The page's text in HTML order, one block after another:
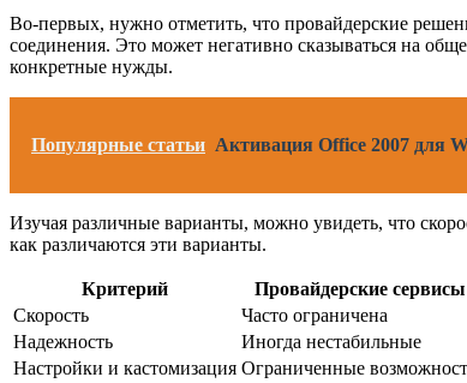
Во-первых, нужно отметить, что провайдерские
соединения. Это может негативно сказываться на
конкретные нужды.
Популярные статьи Активация Office 2007 для
Изучая различные варианты, можно увидеть, что
как различаются эти варианты.
Критерий Провайдерские сервисы
Скорость
Часто ограничена
Надежность
Иногда нестабильные
Настройки и кастомизация Ограниченные